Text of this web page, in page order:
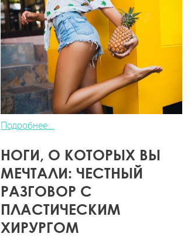
Подробнее...
НОГИ, О КОТОРЫХ ВЫ
МЕЧТАЛИ: ЧЕСТНЫЙ
РАЗГОВОР С
ПЛАСТИЧЕСКИМ
ХИРУРГОМ